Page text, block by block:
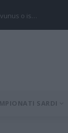
o is…
SARDI